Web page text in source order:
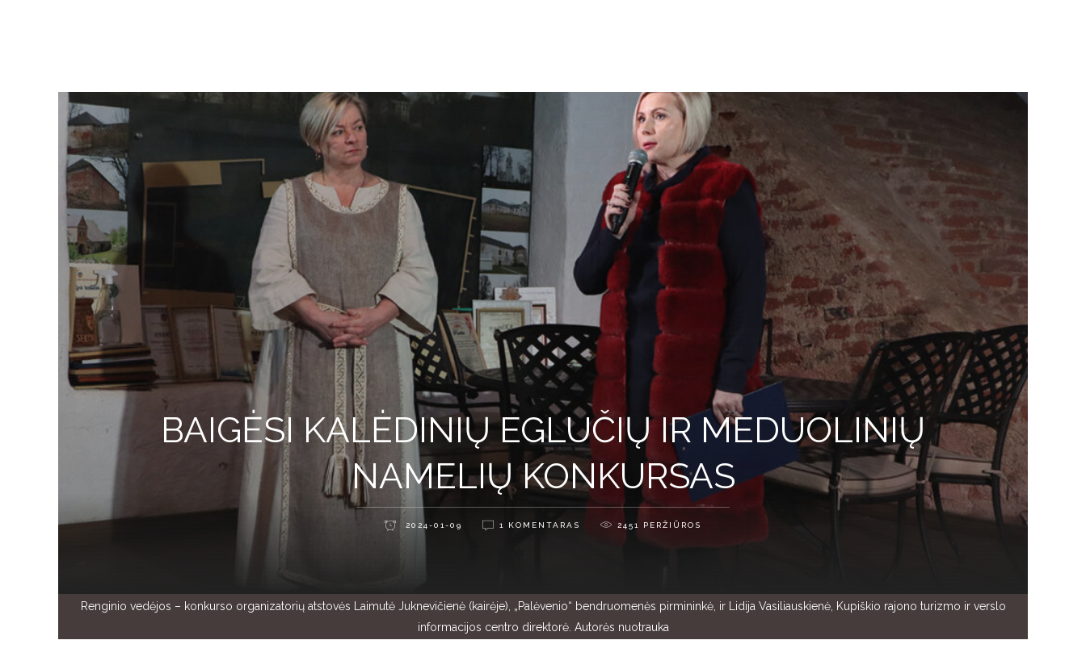
BAIGĖSI KALĖDINIŲ EGLUČIŲ IR MEDUOLINIŲ
NAMELIŲ KONKURSAS
2024-01-09 1 KOMENTARAS 2451 PERŽIŪROS
Renginio vedėjos – konkurso organizatorių atstovės Laimutė Juknevičienė (kairėje), „Palėvenio“ bendruomenės pirmininkė, ir Lidija Vasiliauskienė, Kupiškio rajono turizmo ir verslo
informacijos centro direktorė. Autorės nuotrauka